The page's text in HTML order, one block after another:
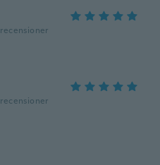
recensioner
recensioner